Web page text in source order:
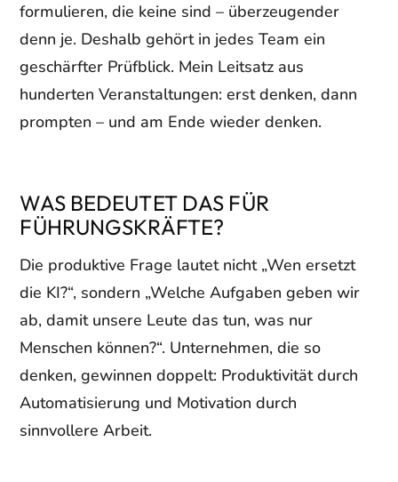
formulieren, die keine sind – überzeugender
denn je. Deshalb gehört in jedes Team ein
geschärfter Prüfblick. Mein Leitsatz aus
hunderten Veranstaltungen: erst denken, dann
prompten – und am Ende wieder denken.
WAS BEDEUTET DAS FÜR
FÜHRUNGSKRÄFTE?
Die produktive Frage lautet nicht „Wen ersetzt
die KI?“, sondern „Welche Aufgaben geben wir
ab, damit unsere Leute das tun, was nur
Menschen können?“. Unternehmen, die so
denken, gewinnen doppelt: Produktivität durch
Automatisierung und Motivation durch
sinnvollere Arbeit.